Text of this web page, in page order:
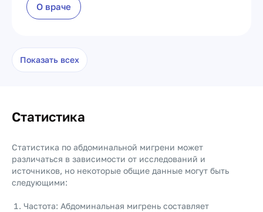
О враче
Показать всех
Статистика
Статистика по абдоминальной мигрени может
различаться в зависимости от исследований и
источников, но некоторые общие данные могут быть
следующими:
Частота: Абдоминальная мигрень составляет